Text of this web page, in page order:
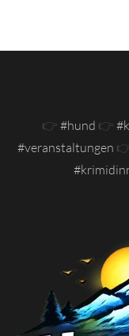
👉 #hund 👉
#veranstaltungen